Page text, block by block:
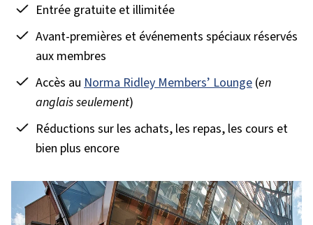
Entrée gratuite et illimitée
Avant-premières et événements spéciaux réservés
aux membres
Accès au Norma Ridley Members’ Lounge (en
anglais seulement)
Réductions sur les achats, les repas, les cours et
bien plus encore